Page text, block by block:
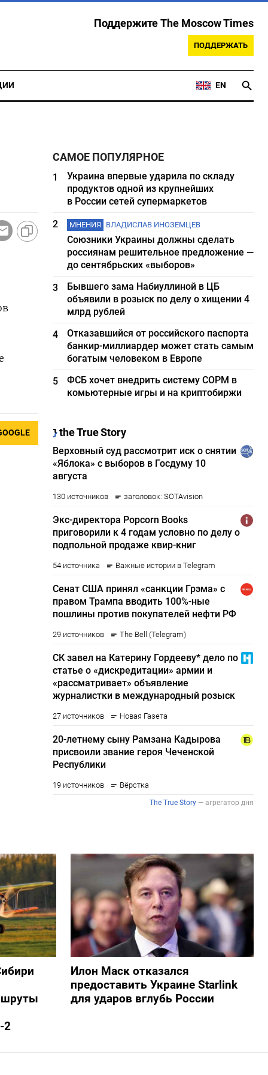
Поддержите The Moscow Times
ПОДДЕРЖАТЬ
EN
САМОЕ ПОПУЛЯРНОЕ
1
Украина впервые ударила по складу
продуктов одной из крупнейших
в России сетей супермаркетов
2
МНЕНИЯ ВЛАДИСЛАВ ИНОЗЕМЦЕВ
Союзники Украины должны сделать
россиянам решительное предложение —
до сентябрьских «выборов»
3
Бывшего зама Набиуллиной в ЦБ
объявили в розыск по делу о хищении 4
млрд рублей
4
Отказавшийся от российского паспорта
банкир-миллиардер может стать самым
богатым человеком в Европе
5
ФСБ хочет внедрить систему СОРМ в
комьютерные игры и на криптобиржи
2
Илон Маск отказался
предоставить Украине Starlink
для ударов вглубь России